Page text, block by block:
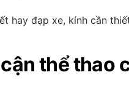
hay đạp xe, kính cần
thể thao